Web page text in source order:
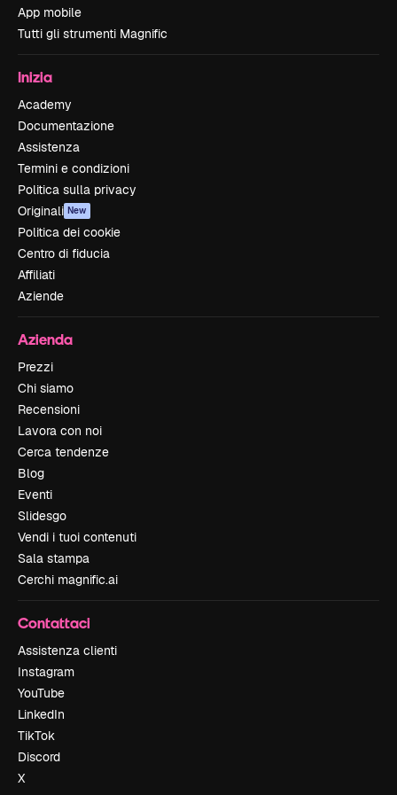
App mobile
Tutti gli strumenti Magnific
Inizia
Academy
Documentazione
Assistenza
Termini e condizioni
Politica sulla privacy
Originali New
Politica dei cookie
Centro di fiducia
Affiliati
Aziende
Azienda
Prezzi
Chi siamo
Recensioni
Lavora con noi
Cerca tendenze
Blog
Eventi
Slidesgo
Vendi i tuoi contenuti
Sala stampa
Cerchi magnific.ai
Contattaci
Assistenza clienti
Instagram
YouTube
LinkedIn
TikTok
Discord
X